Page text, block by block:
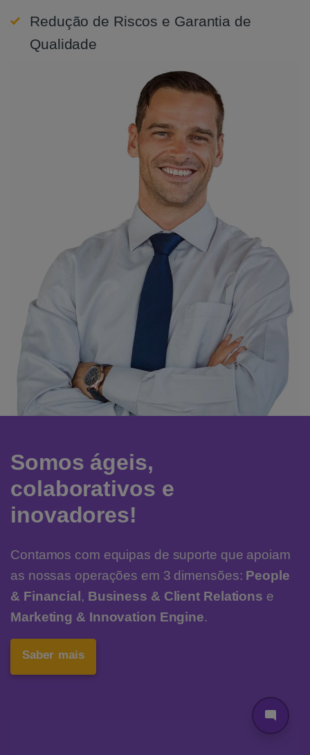
Redução de Riscos e Garantia de
Qualidade
Somos ágeis,
colaborativos e
inovadores!
Contamos com equipas de suporte que apoiam
as nossas operações em 3 dimensões: People
& Financial , Business & Client Relations e
Marketing & Innovation Engine.
Saber mais